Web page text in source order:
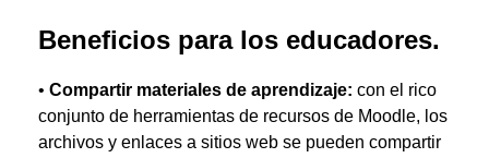
Beneficios para los educadores.
• Compartir materiales de aprendizaje: con el rico
conjunto de herramientas de recursos de Moodle, los
archivos y enlaces a sitios web se pueden compartir